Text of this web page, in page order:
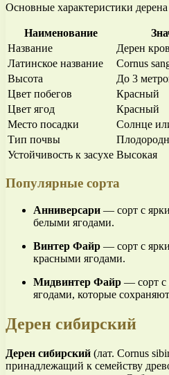
Основные характеристики
Наименование
Название
Дерен
Латинское название
Cornus
Высота
До 3
Цвет побегов
Красный
Цвет ягод
Красный
Место посадки
Солнце
Тип почвы
Устойчивость к засухе Высокая
Популярные сорта
Аннивеpсари — сорт с
белыми ягодами.
Винтер Файр — сорт с
красными ягодами.
Мидвинтер Файр — сорт с
ягодами, которые
Дерен сибирский
Дерен сибирский (лат. Cornus
принадлежащий к семейству